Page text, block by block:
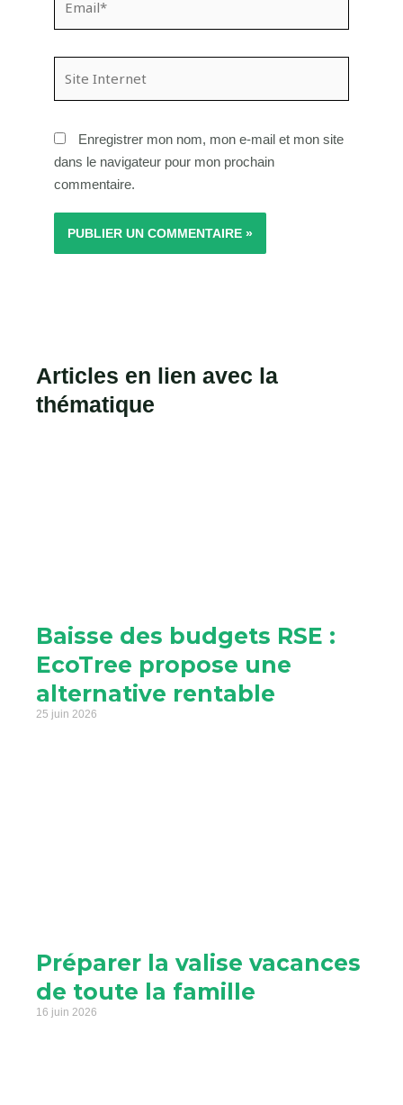
Enregistrer mon nom, mon e-mail et mon site
dans le navigateur pour mon prochain
commentaire.
Articles en lien avec la
thématique
Baisse des budgets RSE :
EcoTree propose une
alternative rentable
25 juin 2026
Préparer la valise vacances
de toute la famille
16 juin 2026